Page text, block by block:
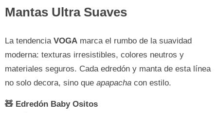
Mantas Ultra Suaves
La tendencia VOGA marca el rumbo de la suavidad
moderna: texturas irresistibles, colores neutros y
materiales seguros. Cada edredón y manta de esta línea
no solo decora, sino que apapacha con estilo.
🧸 Edredón Baby Ositos